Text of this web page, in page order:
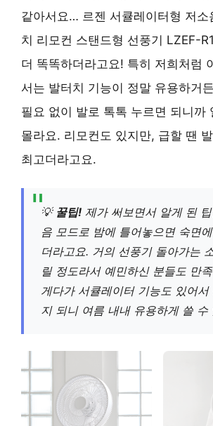
같아서요… 르젠 서큘레이터형 저소
치 리모컨 스탠드형 선풍기 LZEF-
더 똑똑하더라고요! 특히 저희처럼
서는 발터치 기능이 정말 유용하거
필요 없이 발로 톡톡 누르면 되니까
몰라요. 리모컨도 있지만, 급할 땐
최고더라고요.
💡 꿀팁! 제가 써보면서 알게 된
음 모드로 밤에 틀어놓으면 숙면
더라고요. 거의 선풍기 돌아가는
릴 정도라서 예민하신 분들도 만
게다가 서큘레이터 기능도 있어서
지 되니 여름 내내 유용하게 쓸 수